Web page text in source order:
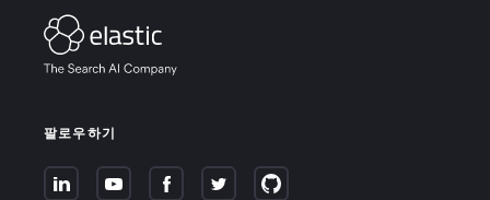
팔로우하기